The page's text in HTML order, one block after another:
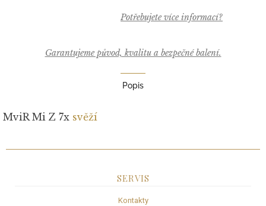
Garantujeme původ, kvalitu a bezpečné balení.
Popis
MviR Mi Z 7x svěží
SERVIS
Kontakty